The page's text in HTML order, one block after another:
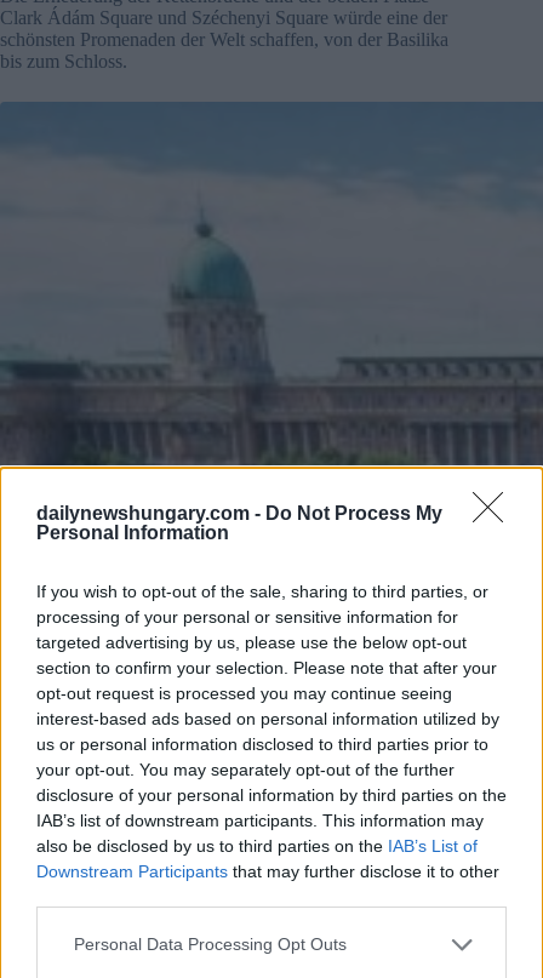
dailynewshungary.com - Do Not Process My
Personal Information
If you wish to opt-out of the sale, sharing to third parties, or
processing of your personal or sensitive information for
targeted advertising by us, please use the below opt-out
section to confirm your selection. Please note that after your
opt-out request is processed you may continue seeing
interest-based ads based on personal information utilized by
us or personal information disclosed to third parties prior to
your opt-out. You may separately opt-out of the further
disclosure of your personal information by third parties on the
IAB’s list of downstream participants. This information may
also be disclosed by us to third parties on the IAB’s List of
Downstream Participants that may further disclose it to other
Please note that this website/app uses one or more Google
Personal Data Processing Opt Outs
Clark Ádám Square und Széchenyi Square würde eine der
schönsten Promenaden der Welt schaffen, von der Basilika
bis zum Schloss.